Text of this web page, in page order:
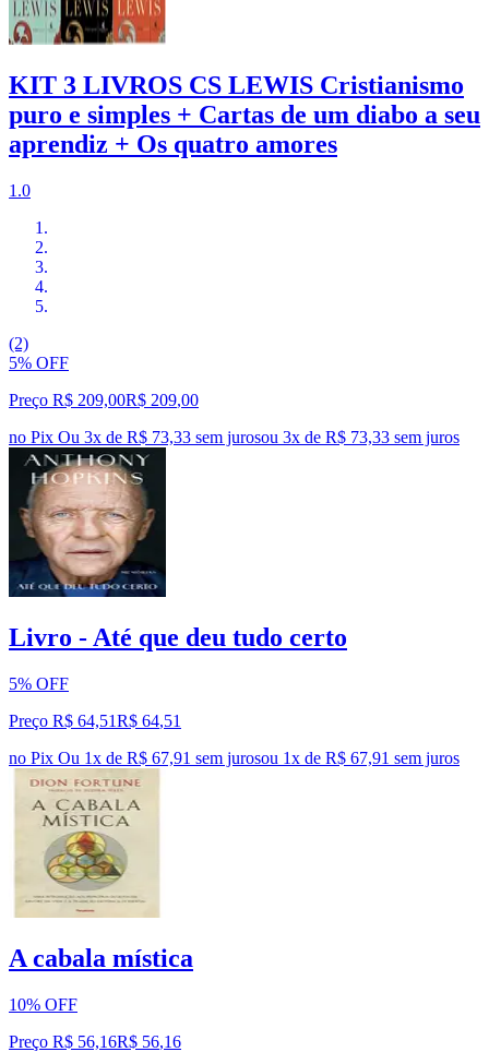
KIT 3 LIVROS CS LEWIS Cristianismo
puro e simples + Cartas de um diabo a seu
aprendiz + Os quatro amores
1.0
(2)
5% OFF
Preço R$ 209,00R$ 209,00
no Pix Ou 3x de R$ 73,33 sem jurosou 3x de R$ 73,33 sem juros
Livro - Até que deu tudo certo
5% OFF
Preço R$ 64,51R$ 64,51
no Pix Ou 1x de R$ 67,91 sem jurosou 1x de R$ 67,91 sem juros
A cabala mística
10% OFF
Preço R$ 56,16R$ 56,16